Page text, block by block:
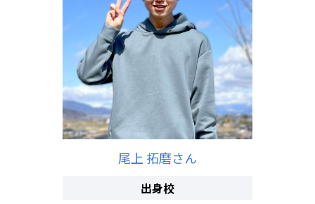
尾上 拓磨さん
出身校